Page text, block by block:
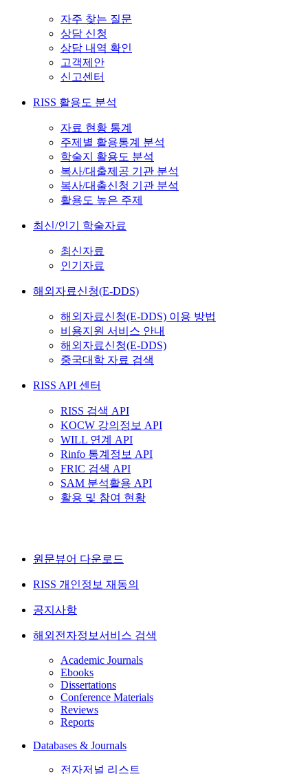
자주 찾는 질문
상담 신청
상담 내역 확인
고객제안
신고센터
RISS 활용도 분석
자료 현황 통계
주제별 활용통계 분석
학술지 활용도 분석
복사/대출제공 기관 분석
복사/대출신청 기관 분석
활용도 높은 주제
최신/인기 학술자료
최신자료
인기자료
해외자료신청(E-DDS)
해외자료신청(E-DDS) 이용 방법
비용지원 서비스 안내
해외자료신청(E-DDS)
중국대학 자료 검색
RISS API 센터
RISS 검색 API
KOCW 강의정보 API
WILL 연계 API
Rinfo 통계정보 API
FRIC 검색 API
SAM 분석활용 API
활용 및 참여 현황
원문뷰어 다운로드
RISS 개인정보 재동의
공지사항
해외전자정보서비스 검색
Academic Journals
Ebooks
Dissertations
Conference Materials
Reviews
Reports
Databases & Journals
전자저널 리스트